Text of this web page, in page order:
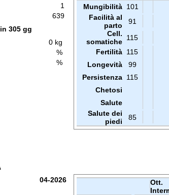
1
639
305 gg
0 kg
%
%
Mungibilità 101
Facilità al
parto
91
Cell.
somatiche 115
Fertilità 115
Longevità
99
Persistenza 115
Chetosi
Salute
Salute dei
piedi
85
04-2026
Ott.